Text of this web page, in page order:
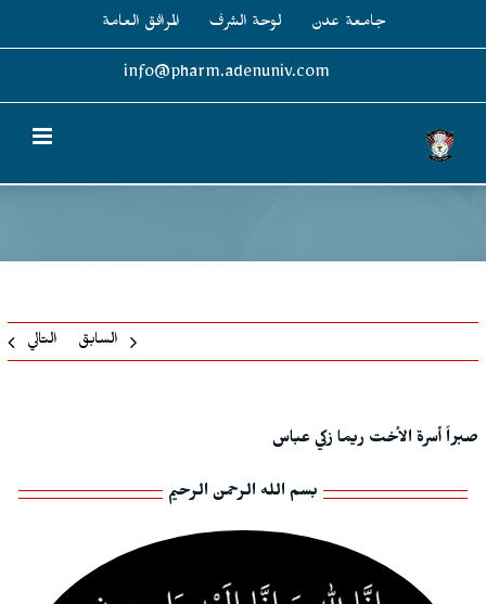
جامعة عدن لوحة الشرف المرافق العامة
info@pharm.adenuniv.com
السابق التالي
صبراً أسرة الأخت ريما زكي عباس
بسم الله الرحمن الرحيم